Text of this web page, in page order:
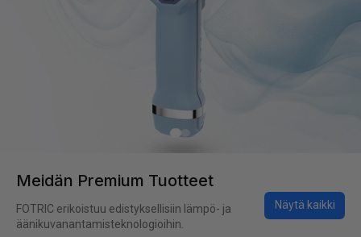
Meidän Premium Tuotteet
FOTRIC erikoistuu edistyksellisiin lämpö- ja
äänikuvanantamisteknologioihin.
Näytä kaikki